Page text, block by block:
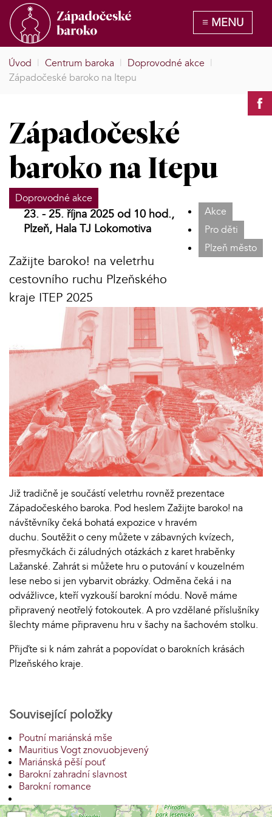
Úvod | Centrum baroka | Doprovodné akce |
Západočeské baroko na Itepu
Západočeské
baroko na Itepu
Doprovodné akce
Akce
Pro děti
Plzeň město
23. - 25. října 2025 od 10 hod.,
Plzeň, Hala TJ Lokomotiva
Zažijte baroko! na veletrhu
cestovního ruchu Plzeňského
kraje ITEP 2025
Již tradičně je součástí veletrhu rovněž prezentace
Západočeského baroka. Pod heslem Zažijte baroko! na
návštěvníky čeká bohatá expozice v hravém
duchu. Soutěžit o ceny můžete v zábavných kvízech,
přesmyčkách či záludných otázkách z karet hraběnky
Lažanské. Zahrát si můžete hru o putování v kouzelném
lese nebo si jen vybarvit obrázky. Odměna čeká i na
odvážlivce, kteří vyzkouší barokní módu. Nově máme
připravený neotřelý fotokoutek. A pro vzdělané příslušníky
šlechty máme připravenu hru v šachy na šachovém stolku.
Přijďte si k nám zahrát a popovídat o barokních krásách
Plzeňského kraje.
Související položky
Poutní mariánská mše
Mauritius Vogt znovuobjevený
Mariánská pěší pouť
Barokní zahradní slavnost
Barokní romance